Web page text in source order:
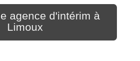
agence d'intérim à
Limoux